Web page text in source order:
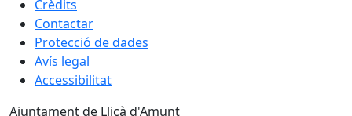
Crèdits
Contactar
Protecció de dades
Avís legal
Accessibilitat
Ajuntament de Lliçà d'Amunt